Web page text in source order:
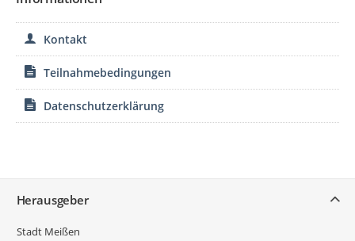
Kontakt
Teilnahmebedingungen
Datenschutzerklärung
Herausgeber
Stadt Meißen